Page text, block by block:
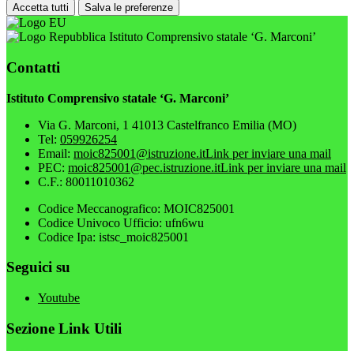
Accetta tutti Salva le preferenze
Istituto Comprensivo statale ‘G. Marconi’
Contatti
Istituto Comprensivo statale ‘G. Marconi’
Via G. Marconi, 1 41013 Castelfranco Emilia (MO)
Tel: 059926254
Email: moic825001@istruzione.itLink per inviare una mail
PEC: moic825001@pec.istruzione.itLink per inviare una mail
C.F.: 80011010362
Codice Meccanografico: MOIC825001
Codice Univoco Ufficio: ufn6wu
Codice Ipa: istsc_moic825001
Seguici su
Youtube
Sezione Link Utili